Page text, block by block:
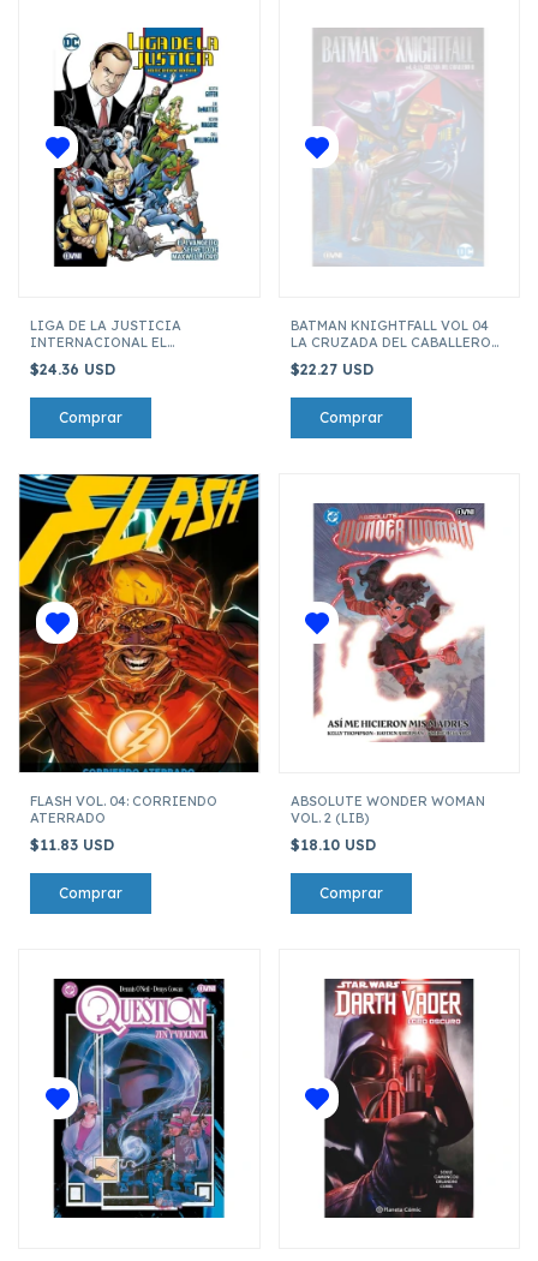
LIGA DE LA JUSTICIA
INTERNACIONAL EL
MAXWELL LORD
$24.36 USD
BATMAN KNIGHTFALL VOL 04
LA CRUZADA DEL CABALLERO
$22.27 USD
FLASH VOL. 04: CORRIENDO
ATERRADO
$11.83 USD
ABSOLUTE WONDER WOMAN
VOL. 2 (LIB)
$18.10 USD